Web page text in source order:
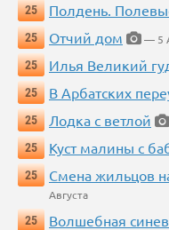
25
Полдень.
25
Отчий дом
— 5
25
Илья Великий
25
В Арбатских
25
Лодка с ветлой
25
Куст малины с
25
Смена жильцов
Августа
25
Волшебная